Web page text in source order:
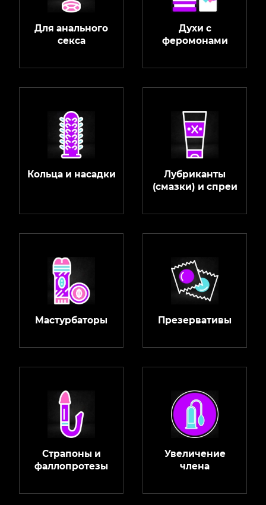
Для анального
секса
Духи с
феромонами
Кольца и насадки
Лубриканты
(смазки) и спреи
Мастурбаторы Презервативы
Страпоны и
фаллопротезы
Увеличение
члена